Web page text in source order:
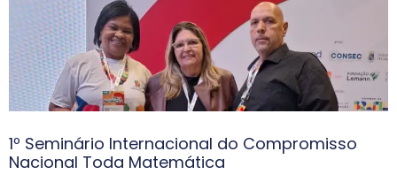
1º Seminário Internacional do Compromisso
Nacional Toda Matemática